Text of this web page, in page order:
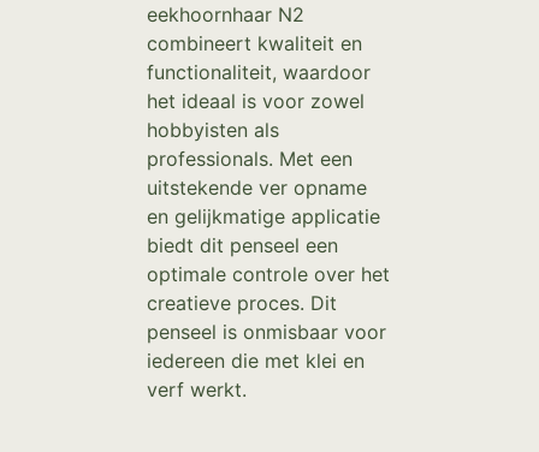
eekhoornhaar N2
combineert kwaliteit en
functionaliteit, waardoor
het ideaal is voor zowel
hobbyisten als
professionals. Met een
uitstekende ver opname
en gelijkmatige applicatie
biedt dit penseel een
optimale controle over het
creatieve proces. Dit
penseel is onmisbaar voor
iedereen die met klei en
verf werkt.